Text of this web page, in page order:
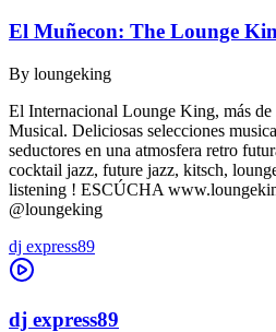
El Muñecon: The Lounge
By loungeking
El Internacional Lounge King, más de
Musical. Deliciosas selecciones
seductores en una atmosfera retro
cocktail jazz, future jazz, kitsch,
listening ! ESCÚCHA
@loungeking
dj express89
dj express89